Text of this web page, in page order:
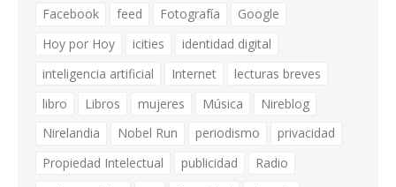
Facebook
feed Fotografía
Google
Hoy por Hoy
icities
identidad digital
inteligencia artificial
Internet
lecturas breves
libro
Libros mujeres Música
Nireblog
Nirelandia
Nobel Run periodismo
privacidad
Propiedad Intelectual
publicidad
Radio